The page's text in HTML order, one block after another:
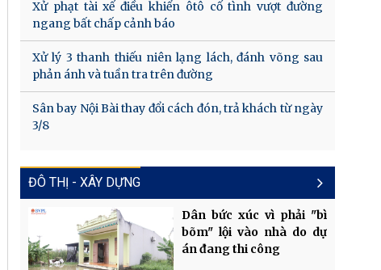
Xử phạt tài xế điều khiển ôtô cố tình vượt đường
ngang bất chấp cảnh báo
Xử lý 3 thanh thiếu niên lạng lách, đánh võng sau
phản ánh và tuần tra trên đường
Sân bay Nội Bài thay đổi cách đón, trả khách từ ngày
3/8
ĐÔ THỊ - XÂY DỰNG
Dân bức xúc vì phải "bì
bõm" lội vào nhà do dự
án đang thi công